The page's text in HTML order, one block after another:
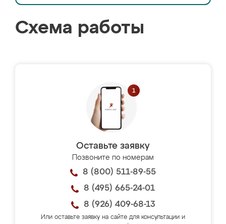
Схема работы
Оставьте заявку
Позвоните по номерам
8 (800) 511-89-55
8 (495) 665-24-01
8 (926) 409-68-13
Или оставьте заявку на сайте для консультации и